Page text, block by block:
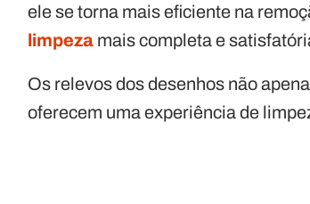
ele se torna mais eficiente na
limpeza mais completa e
Os relevos dos desenhos não
oferecem uma experiência de